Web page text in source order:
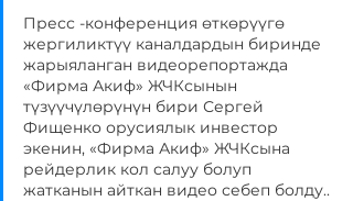
Пресс -конференция өткөрүүгө
жергиликтүү каналдардын биринде
жарыяланган видеорепортажда
«Фирма Акиф» ЖЧКсынын
түзүүчүлөрүнүн бири Сергей
Фищенко орусиялык инвестор
экенин, «Фирма Акиф» ЖЧКсына
рейдерлик кол салуу болуп
жатканын айткан видео себеп болду..